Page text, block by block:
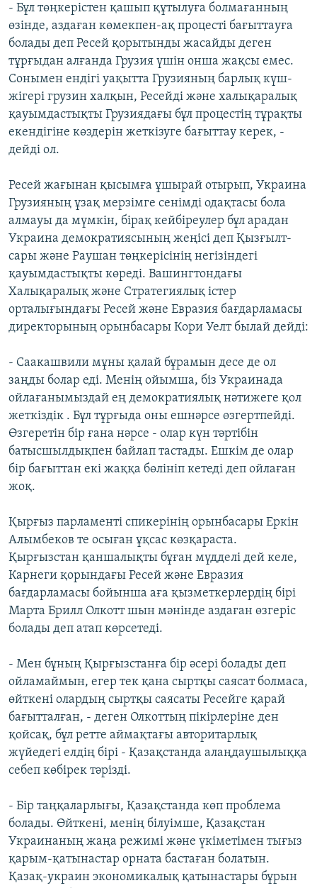
- Бұл төңкерістен қашып құтылуға болмағанның
өзінде, аздаған көмекпен-ақ процесті бағыттауға
болады деп Ресей қорытынды жасайды деген
тұрғыдан алғанда Грузия үшін онша жақсы емес.
Сонымен ендігі уақытта Грузияның барлық күш-
жігері грузин халқын, Ресейді және халықаралық
қауымдастықты Грузиядағы бұл процестің тұрақты
екендігіне көздерін жеткізуге бағыттау керек, -
дейді ол.
Ресей жағынан қысымға ұшырай отырып, Украина
Грузияның ұзақ мерзімге сенімді одақтасы бола
алмауы да мүмкін, бірақ кейбіреулер бұл арадан
Украина демократиясының жеңісі деп Қызғылт-
сары және Раушан төңкерісінің негізіндегі
қауымдастықты көреді. Вашингтондағы
Халықаралық және Стратегиялық істер
орталығындағы Ресей және Евразия бағдарламасы
директорының орынбасары Кори Уелт былай дейді:
- Саакашвили мұны қалай бұрамын десе де ол
заңды болар еді. Менің ойымша, біз Украинада
ойлағанымыздай ең демократиялық нәтижеге қол
жеткіздік . Бұл тұрғыда оны ешнәрсе өзгертпейді.
Өзгеретін бір ғана нәрсе - олар күн тәртібін
батысшылдықпен байлап тастады. Ешкім де олар
бір бағыттан екі жаққа бөлініп кетеді деп ойлаған
жоқ.
Қырғыз парламенті спикерінің орынбасары Еркін
Алымбеков те осыған ұқсас көзқараста.
Қырғызстан қаншалықты бұған мүдделі дей келе,
Карнеги қорындағы Ресей және Евразия
бағдарламасы бойынша аға қызметкерлердің бірі
Марта Брилл Олкотт шын мәнінде аздаған өзгеріс
болады деп атап көрсетеді.
- Мен бұның Қырғызстанға бір әсері болады деп
ойламаймын, егер тек қана сыртқы саясат болмаса,
өйткені олардың сыртқы саясаты Ресейге қарай
бағытталған, - деген Олкоттың пікірлеріне ден
қойсақ, бұл ретте аймақтағы авторитарлық
жүйедегі елдің бірі - Қазақстанда алаңдаушылыққа
себеп көбірек тәрізді.
- Бір таңқаларлығы, Қазақстанда көп проблема
болады. Өйткені, менің білуімше, Қазақстан
Украинаның жаңа режимі және үкіметімен тығыз
қарым-қатынастар орната бастаған болатын.
Қазақ-украин экономикалық қатынастары бұрын